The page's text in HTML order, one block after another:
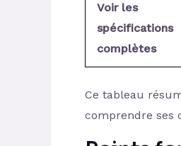
Voir les
spécifications
complètes
Ce tableau
comprendre ses